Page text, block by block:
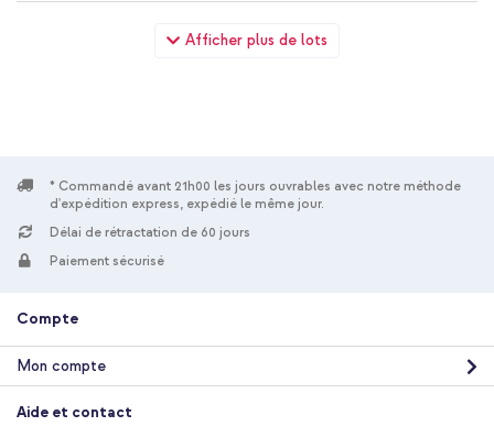
Afficher plus de lots
imoshion Coque tablette Trifold Samsung Galaxy Tab A8 - Lila
+ Wall Charger - Chargeur - Connexion USB-C et USB - Power
gratuite
imoshion Coque tablette Trifold Samsung Galaxy Tab A8 - Lila
* Commandé avant 21h00 les jours ouvrables avec notre méthode
d'expédition express, expédié le même jour.
Délai de rétractation de 60 jours
Paiement sécurisé
Compte
Mon compte
Aide et contact